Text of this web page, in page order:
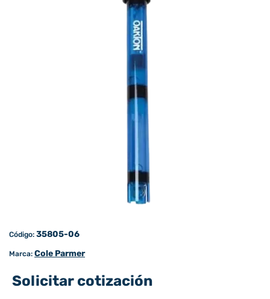
Código: 35805-06
Marca: Cole Parmer
Solicitar cotización